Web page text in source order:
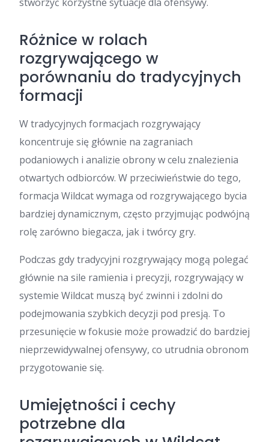
Różnice w rolach
rozgrywającego w
porównaniu do tradycyjnych
formacji
W tradycyjnych formacjach rozgrywający
koncentruje się głównie na zagraniach
podaniowych i analizie obrony w celu znalezienia
otwartych odbiorców. W przeciwieństwie do tego,
formacja Wildcat wymaga od rozgrywającego bycia
bardziej dynamicznym, często przyjmując podwójną
rolę zarówno biegacza, jak i twórcy gry.
Podczas gdy tradycyjni rozgrywający mogą polegać
głównie na sile ramienia i precyzji, rozgrywający w
systemie Wildcat muszą być zwinni i zdolni do
podejmowania szybkich decyzji pod presją. To
przesunięcie w fokusie może prowadzić do bardziej
nieprzewidywalnej ofensywy, co utrudnia obronom
przygotowanie się.
Umiejętności i cechy
potrzebne dla